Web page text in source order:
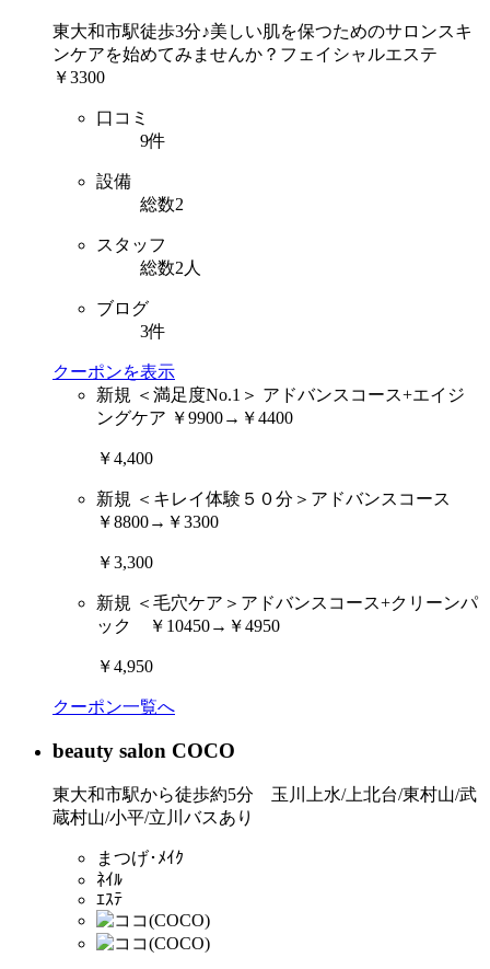
東大和市駅徒歩3分♪美しい肌を保つためのサロンスキ
ンケアを始めてみませんか？フェイシャルエステ
￥3300
口コミ
9件
設備
総数2
スタッフ
総数2人
ブログ
3件
クーポンを表示
新規 ＜満足度No.1＞ アドバンスコース+エイジ
ングケア ￥9900→￥4400
￥4,400
新規 ＜キレイ体験５０分＞アドバンスコース
￥8800→￥3300
￥3,300
新規 ＜毛穴ケア＞アドバンスコース+クリーンパ
ック ￥10450→￥4950
￥4,950
クーポン一覧へ
beauty salon COCO
東大和市駅から徒歩約5分 玉川上水/上北台/東村山/武
蔵村山/小平/立川バスあり
まつげ･ﾒｲｸ
ﾈｲﾙ
ｴｽﾃ